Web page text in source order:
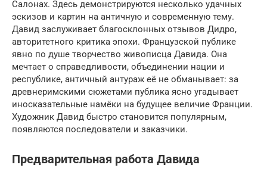
Салонах. Здесь демонстрируются несколько удачных
эскизов и картин на античную и современную тему.
Давид заслуживает благосклонных отзывов Дидро,
авторитетного критика эпохи. Французской публике
явно по душе творчество живописца Давида. Она
мечтает о справедливости, объединении нации и
республике, античный антураж её не обманывает: за
древнеримскими сюжетами публика ясно угадывает
иносказательные намёки на будущее величие Франции.
Художник Давид быстро становится популярным,
появляются последователи и заказчики.
Предварительная работа Давида